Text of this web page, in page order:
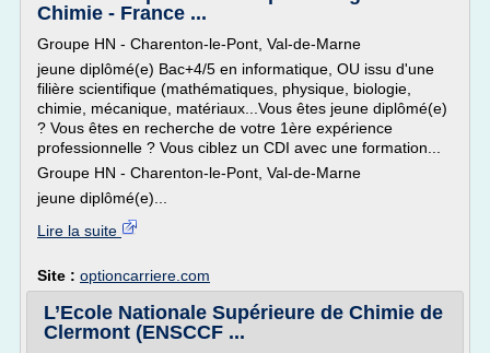
Chimie - France ...
Groupe HN - Charenton-le-Pont, Val-de-Marne
jeune diplômé(e) Bac+4/5 en informatique, OU issu d'une
filière scientifique (mathématiques, physique, biologie,
chimie, mécanique, matériaux...Vous êtes jeune diplômé(e)
? Vous êtes en recherche de votre 1ère expérience
professionnelle ? Vous ciblez un CDI avec une formation...
Groupe HN - Charenton-le-Pont, Val-de-Marne
jeune diplômé(e)...
Lire la suite
Site : optioncarriere.com
L’Ecole Nationale Supérieure de Chimie de
Clermont (ENSCCF ...